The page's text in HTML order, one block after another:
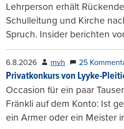
Lehrperson erhält
Schulleitung und Kirche
Spruch. Insider berichten
6.8.2026 mvh 25
Privatkonkurs von Lyyke-
Occasion für ein paar
Fränkli auf dem Konto: Ist
ein Armer oder ein Meister